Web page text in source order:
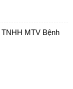
MTV Bệnh